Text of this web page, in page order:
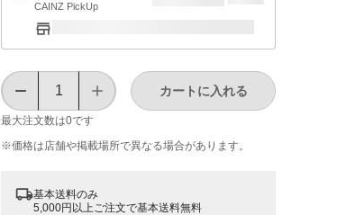
CAINZ PickUp
最大注文数は0です
カートに入れる
※価格は​店舗や​掲載場所で​異なる​場合が​あります。
基本送料のみ
5,000円以上ご注文で基本送料無料